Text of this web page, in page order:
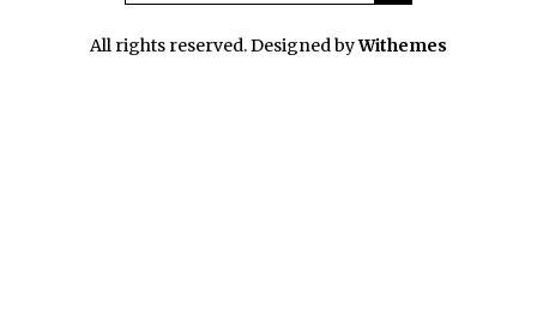
All rights reserved. Designed byWithemes